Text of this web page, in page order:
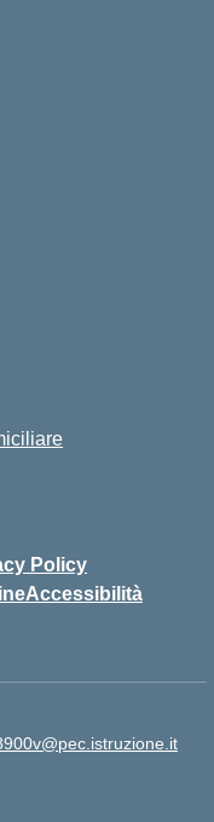
Policy
Accessibilità